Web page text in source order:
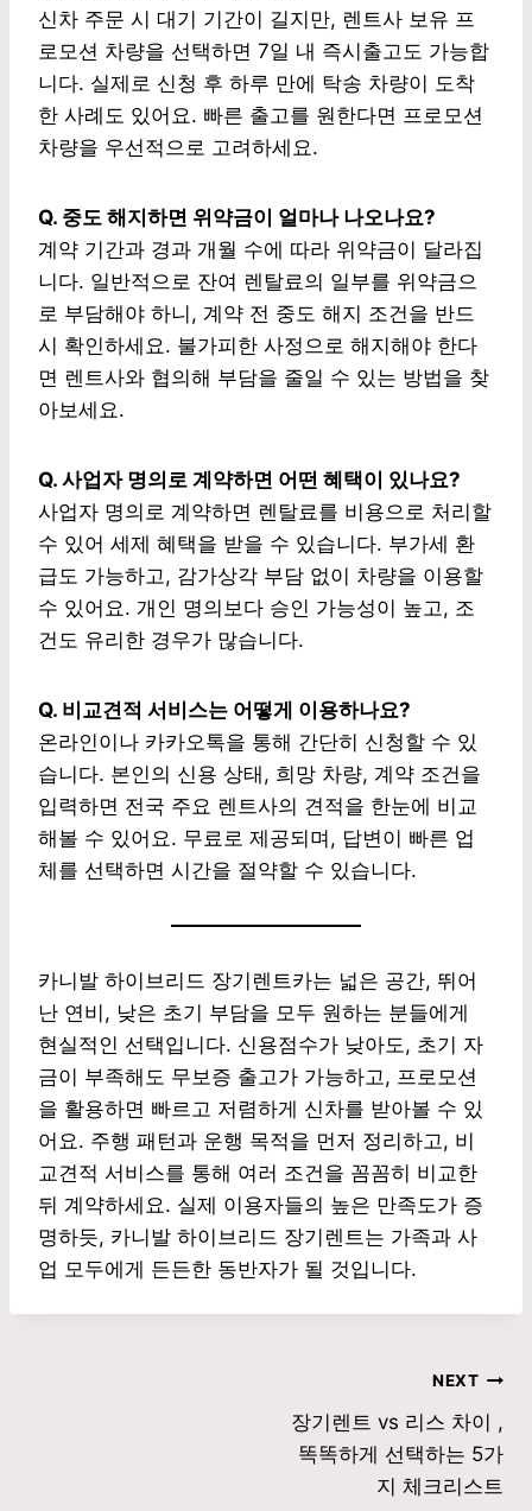
신차 주문 시 대기 기간이 길지만, 렌트사 보유 프
로모션 차량을 선택하면 7일 내 즉시출고도 가능합
니다. 실제로 신청 후 하루 만에 탁송 차량이 도착
한 사례도 있어요. 빠른 출고를 원한다면 프로모션
차량을 우선적으로 고려하세요.
Q. 중도 해지하면 위약금이 얼마나 나오나요?
계약 기간과 경과 개월 수에 따라 위약금이 달라집
니다. 일반적으로 잔여 렌탈료의 일부를 위약금으
로 부담해야 하니, 계약 전 중도 해지 조건을 반드
시 확인하세요. 불가피한 사정으로 해지해야 한다
면 렌트사와 협의해 부담을 줄일 수 있는 방법을 찾
아보세요.
Q. 사업자 명의로 계약하면 어떤 혜택이 있나요?
사업자 명의로 계약하면 렌탈료를 비용으로 처리할
수 있어 세제 혜택을 받을 수 있습니다. 부가세 환
급도 가능하고, 감가상각 부담 없이 차량을 이용할
수 있어요. 개인 명의보다 승인 가능성이 높고, 조
건도 유리한 경우가 많습니다.
Q. 비교견적 서비스는 어떻게 이용하나요?
온라인이나 카카오톡을 통해 간단히 신청할 수 있
습니다. 본인의 신용 상태, 희망 차량, 계약 조건을
입력하면 전국 주요 렌트사의 견적을 한눈에 비교
해볼 수 있어요. 무료로 제공되며, 답변이 빠른 업
체를 선택하면 시간을 절약할 수 있습니다.
카니발 하이브리드 장기렌트카는 넓은 공간, 뛰어
난 연비, 낮은 초기 부담을 모두 원하는 분들에게
현실적인 선택입니다. 신용점수가 낮아도, 초기 자
금이 부족해도 무보증 출고가 가능하고, 프로모션
을 활용하면 빠르고 저렴하게 신차를 받아볼 수 있
어요. 주행 패턴과 운행 목적을 먼저 정리하고, 비
교견적 서비스를 통해 여러 조건을 꼼꼼히 비교한
뒤 계약하세요. 실제 이용자들의 높은 만족도가 증
명하듯, 카니발 하이브리드 장기렌트는 가족과 사
업 모두에게 든든한 동반자가 될 것입니다.
NEXT
장기렌트 vs 리스 차이 ,
똑똑하게 선택하는 5가
지 체크리스트